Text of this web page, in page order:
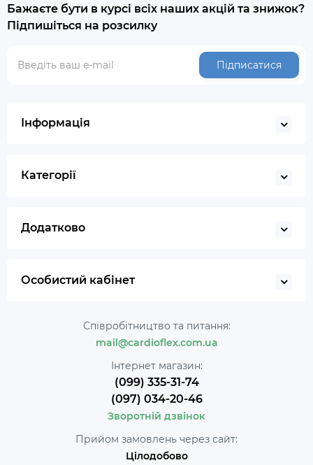
Бажаєте бути в курсі всіх наших акцій та знижок?
Підпишіться на розсилку
Підписатися
Інформація
Категорії
Додатково
Особистий кабінет
Співробітництво та питання:
mail@cardioflex.com.ua
Інтернет магазин:
(099) 335-31-74
(097) 034-20-46
Зворотній дзвінок
Прийом замовлень через сайт:
Цілодобово